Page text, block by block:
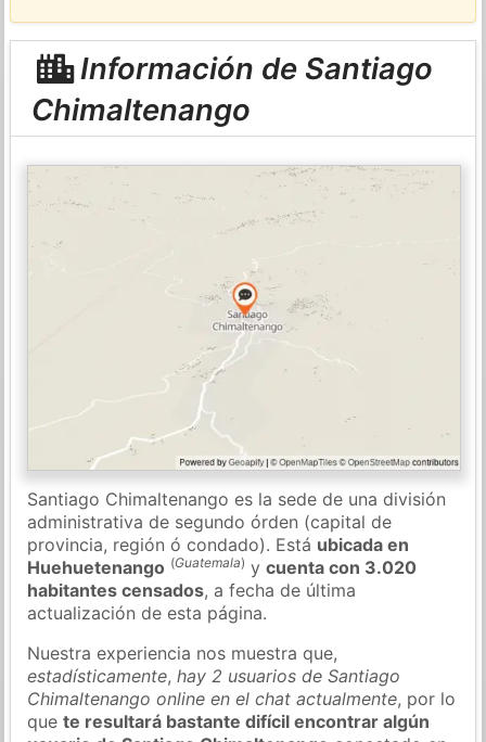
Información de Santiago
Chimaltenango
Santiago Chimaltenango es la sede de una división
administrativa de segundo órden (capital de
provincia, región ó condado). Está ubicada en
Huehuetenango (Guatemala) ycuenta con 3.020
habitantes censados, a fecha de última
actualización de esta página.
Nuestra experiencia nos muestra que,
estadísticamente,hay 2 usuarios de Santiago
Chimaltenango online en el chat actualmente, por lo
quete resultará bastante difícil encontrar algún